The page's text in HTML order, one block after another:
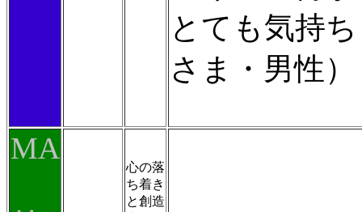
とても気持
さま・男性）
MA
心の落
ち着き
と創造